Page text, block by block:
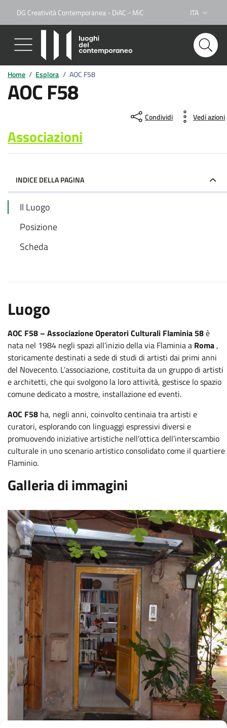
DG Creatività Contemporanea - DiAC - MiC Lingua
ITA
Home / Esplora / AOC F58
AOC F58
Condividi Vedi azioni
Associazioni
INDICE DELLA PAGINA
Il Luogo
Posizione
Scheda
Luogo
AOC F58 – Associazione Operatori Culturali Flaminia 58è
nata nel 1984 negli spazi all’inizio della via Flaminia a Roma,
storicamente destinati a sede di studi di artisti dai primi anni
del Novecento. L’associazione, costituita da un gruppo di artisti
e architetti, che qui svolgono la loro attività, gestisce lo spazio
comune dedicato a mostre, installazione ed eventi.
AOC F58 ha, negli anni, coinvolto centinaia tra artisti e
curatori, esplorando con linguaggi espressivi diversi e
promuovendo iniziative artistiche nell’ottica dell’interscambio
culturale in uno scenario artistico consolidato come il quartiere
Flaminio.
Galleria di immagini